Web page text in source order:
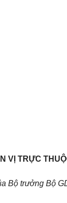
VỊ TRỰC
Bộ trưởng Bộ